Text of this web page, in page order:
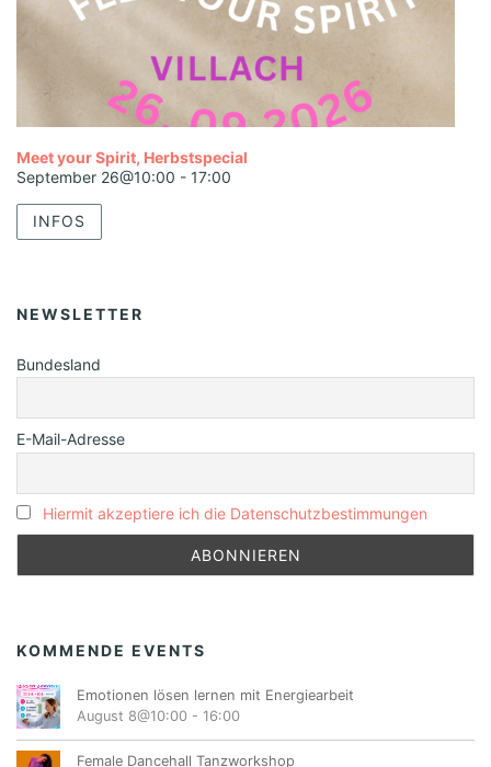
Meet your Spirit, Herbstspecial
September 26@10:00 - 17:00
INFOS
NEWSLETTER
Bundesland
E-Mail-Adresse
Hiermit akzeptiere ich die Datenschutzbestimmungen
KOMMENDE EVENTS
Emotionen lösen lernen mit Energiearbeit
August 8@10:00 - 16:00
Female Dancehall Tanzworkshop